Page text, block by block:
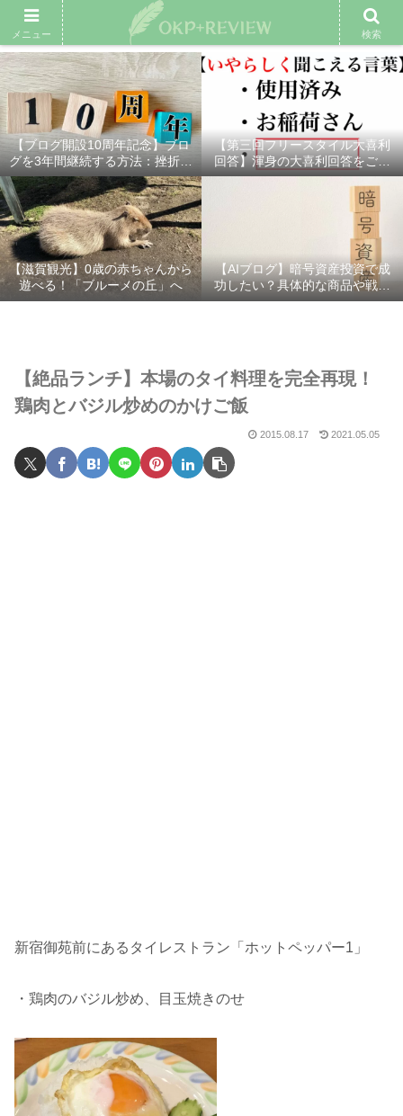
雑記ブログ プロフィール 余興動画 ベスト大喜利 スポ
【ブログ開設10周年記念】ブロ
グを3年間継続する方法：挫折し
ないための7つの秘訣
【第三回フリースタイル大喜利
回答】渾身の大喜利回答をご紹
介！
【滋賀観光】0歳の赤ちゃんから
遊べる！「ブルーメの丘」へ
【AIブログ】暗号資産投資で成
功したい？具体的な商品や戦略
を分かりやすく解説！
【絶品ランチ】本場のタイ料理を完全再現！
鶏肉とバジル炒めのかけご飯
2015.08.17 2021.05.05
新宿御苑前にあるタイレストラン「ホットペッパー1」
・鶏肉のバジル炒め、目玉焼きのせ
メニュー 検索